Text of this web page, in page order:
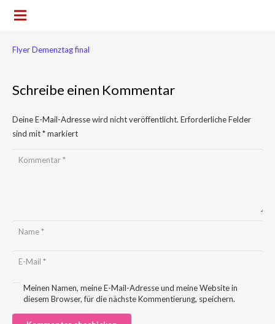
Flyer Demenztag final
Schreibe einen Kommentar
Deine E-Mail-Adresse wird nicht veröffentlicht. Erforderliche Felder
sind mit*markiert
Meinen Namen, meine E-Mail-Adresse und meine Website in
diesem Browser, für die nächste Kommentierung, speichern.